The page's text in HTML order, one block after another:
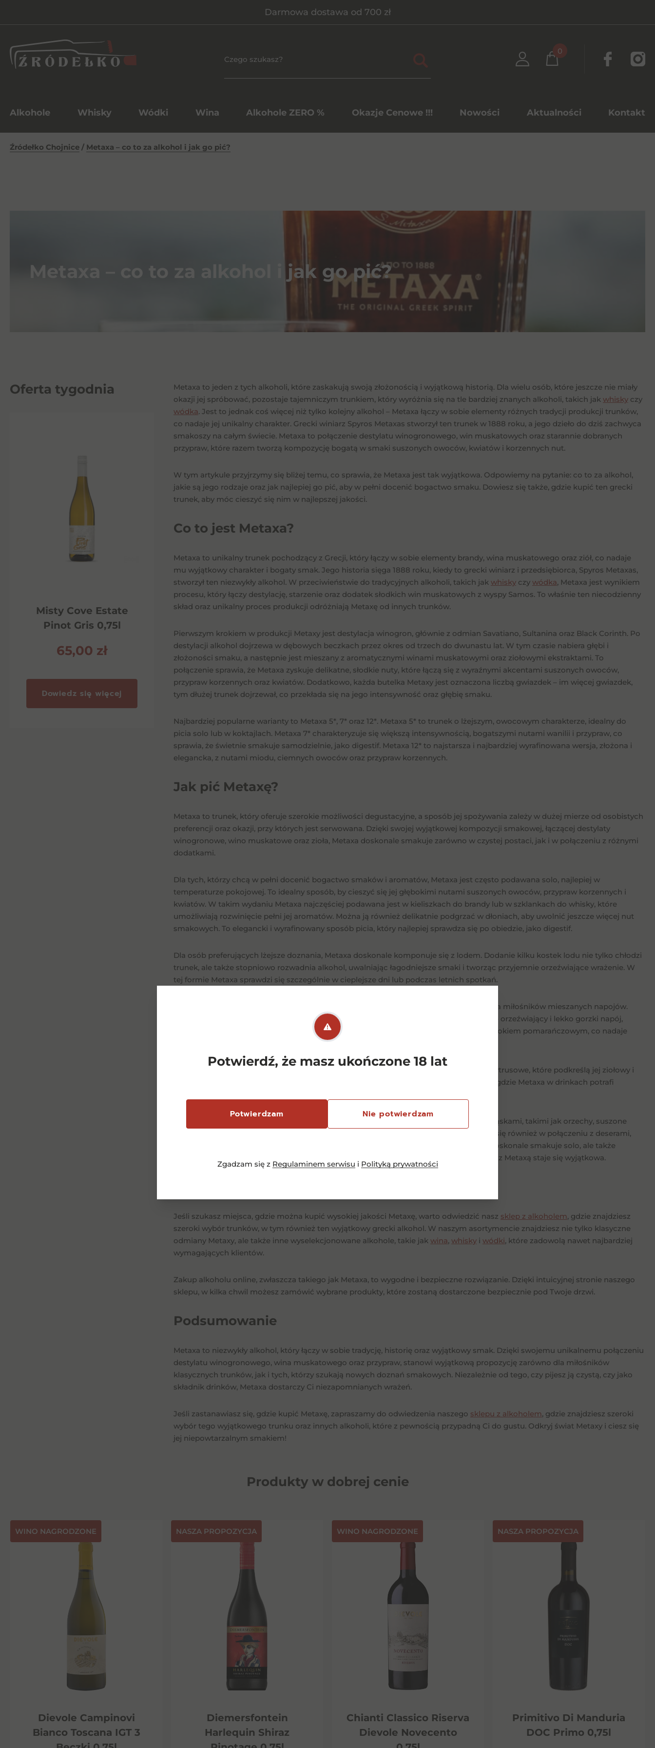
Potwierdź, że masz ukończone 18 lat
Potwierdzam Nie potwierdzam
Zgadzam się z Regulaminem serwisu i Polityką prywatności
Darmowa dostawa od 700 zł
0
Alkohole Whisky Wódki Wina Alkohole ZERO % Okazje Cenowe !!! Nowości Aktualności Kontakt
Źródełko Chojnice / Metaxa – co to za alkohol i jak go pić?
Metaxa – co to za alkohol i jak go pić?
Oferta tygodnia
Misty Cove Estate
Pinot Gris 0,75l
65,00 zł
Dowiedz się więcej
Metaxa to jeden z tych alkoholi, które zaskakują swoją złożonością i wyjątkową historią. Dla wielu osób, które jeszcze nie miały
okazji jej spróbować, pozostaje tajemniczym trunkiem, który wyróżnia się na tle bardziej znanych alkoholi, takich jak whisky czy
wódka. Jest to jednak coś więcej niż tylko kolejny alkohol – Metaxa łączy w sobie elementy różnych tradycji produkcji trunków,
co nadaje jej unikalny charakter. Grecki winiarz Spyros Metaxas stworzył ten trunek w 1888 roku, a jego dzieło do dziś zachwyca
smakoszy na całym świecie. Metaxa to połączenie destylatu winogronowego, win muskatowych oraz starannie dobranych
przypraw, które razem tworzą kompozycję bogatą w smaki suszonych owoców, kwiatów i korzennych nut.
W tym artykule przyjrzymy się bliżej temu, co sprawia, że Metaxa jest tak wyjątkowa. Odpowiemy na pytanie: co to za alkohol,
jakie są jego rodzaje oraz jak najlepiej go pić, aby w pełni docenić bogactwo smaku. Dowiesz się także, gdzie kupić ten grecki
trunek, aby móc cieszyć się nim w najlepszej jakości.
Co to jest Metaxa?
Metaxa to unikalny trunek pochodzący z Grecji, który łączy w sobie elementy brandy, wina muskatowego oraz ziół, co nadaje
mu wyjątkowy charakter i bogaty smak. Jego historia sięga 1888 roku, kiedy to grecki winiarz i przedsiębiorca, Spyros Metaxas,
stworzył ten niezwykły alkohol. W przeciwieństwie do tradycyjnych alkoholi, takich jak whisky czy wódka, Metaxa jest wynikiem
procesu, który łączy destylację, starzenie oraz dodatek słodkich win muskatowych z wyspy Samos. To właśnie ten niecodzienny
skład oraz unikalny proces produkcji odróżniają Metaxę od innych trunków.
Pierwszym krokiem w produkcji Metaxy jest destylacja winogron, głównie z odmian Savatiano, Sultanina oraz Black Corinth. Po
destylacji alkohol dojrzewa w dębowych beczkach przez okres od trzech do dwunastu lat. W tym czasie nabiera głębi i
złożoności smaku, a następnie jest mieszany z aromatycznymi winami muskatowymi oraz ziołowymi ekstraktami. To
połączenie sprawia, że Metaxa zyskuje delikatne, słodkie nuty, które łączą się z wyraźnymi akcentami suszonych owoców,
przypraw korzennych oraz kwiatów. Dodatkowo, każda butelka Metaxy jest oznaczona liczbą gwiazdek – im więcej gwiazdek,
tym dłużej trunek dojrzewał, co przekłada się na jego intensywność oraz głębię smaku.
Najbardziej popularne warianty to Metaxa 5*, 7* oraz 12*. Metaxa 5* to trunek o lżejszym, owocowym charakterze, idealny do
picia solo lub w koktajlach. Metaxa 7* charakteryzuje się większą intensywnością, bogatszymi nutami wanilii i przypraw, co
sprawia, że świetnie smakuje samodzielnie, jako digestif. Metaxa 12* to najstarsza i najbardziej wyrafinowana wersja, złożona i
elegancka, z nutami miodu, ciemnych owoców oraz przypraw korzennych.
Jak pić Metaxę?
Metaxa to trunek, który oferuje szerokie możliwości degustacyjne, a sposób jej spożywania zależy w dużej mierze od osobistych
preferencji oraz okazji, przy których jest serwowana. Dzięki swojej wyjątkowej kompozycji smakowej, łączącej destylaty
winogronowe, wino muskatowe oraz zioła, Metaxa doskonale smakuje zarówno w czystej postaci, jak i w połączeniu z różnymi
dodatkami.
Dla tych, którzy chcą w pełni docenić bogactwo smaków i aromatów, Metaxa jest często podawana solo, najlepiej w
temperaturze pokojowej. To idealny sposób, by cieszyć się jej głębokimi nutami suszonych owoców, przypraw korzennych i
kwiatów. W takim wydaniu Metaxa najczęściej podawana jest w kieliszkach do brandy lub w szklankach do whisky, które
umożliwiają rozwinięcie pełni jej aromatów. Można ją również delikatnie podgrzać w dłoniach, aby uwolnić jeszcze więcej nut
smakowych. To elegancki i wyrafinowany sposób picia, który najlepiej sprawdza się po obiedzie, jako digestif.
Dla osób preferujących lżejsze doznania, Metaxa doskonale komponuje się z lodem. Dodanie kilku kostek lodu nie tylko chłodzi
trunek, ale także stopniowo rozwadnia alkohol, uwalniając łagodniejsze smaki i tworząc przyjemnie orzeźwiające wrażenie. W
tej formie Metaxa sprawdzi się szczególnie w cieplejsze dni lub podczas letnich spotkań.
Metaxa jest również popularnym składnikiem koktajli, co otwiera szerokie możliwości dla miłośników mieszanych napojów.
Jednym z najprostszych, a zarazem bardzo smacznych drinków jest Metaxa z tonikiem – orzeźwiający i lekko gorzki napój,
idealny na wieczór. Innym popularnym połączeniem jest Metaxa z wodą gazowaną lub sokiem pomarańczowym, co nadaje
trunkowi owocowego i lekkiego charakteru, idealnego na ciepłe popołudnia.
Koktajle na bazie Metaxy mogą być wzbogacone o różne syropy, bittersy oraz dodatki cytrusowe, które podkreślą jej ziołowy i
owocowy profil smakowy. To doskonały wybór na imprezy czy spotkania z przyjaciółmi, gdzie Metaxa w drinkach potrafi
Jeśli zastanawiasz się, co podać do Metaxy, świetnie komponuje się ona z lekkimi przekąskami, takimi jak orzechy, suszone
owoce czy sery. Dzięki swojemu bogatemu profilowi smakowemu, doskonale sprawdzi się również w połączeniu z deserami,
szczególnie z czekoladą, tiramisu czy ciastami owocowymi. To alkohol, który nie tylko doskonale smakuje solo, ale także
stanowi eleganckie uzupełnienie różnych dań i przysmaków, dzięki czemu każda okazja z Metaxą staje się wyjątkowa.
Jeśli szukasz miejsca, gdzie można kupić wysokiej jakości Metaxę, warto odwiedzić nasz sklep z alkoholem, gdzie znajdziesz
szeroki wybór trunków, w tym również ten wyjątkowy grecki alkohol. W naszym asortymencie znajdziesz nie tylko klasyczne
odmiany Metaxy, ale także inne wyselekcjonowane alkohole, takie jak wina, whisky i wódki, które zadowolą nawet najbardziej
wymagających klientów.
Zakup alkoholu online, zwłaszcza takiego jak Metaxa, to wygodne i bezpieczne rozwiązanie. Dzięki intuicyjnej stronie naszego
sklepu, w kilka chwil możesz zamówić wybrane produkty, które zostaną dostarczone bezpiecznie pod Twoje drzwi.
Podsumowanie
Metaxa to niezwykły alkohol, który łączy w sobie tradycję, historię oraz wyjątkowy smak. Dzięki swojemu unikalnemu połączeniu
destylatu winogronowego, wina muskatowego oraz przypraw, stanowi wyjątkową propozycję zarówno dla miłośników
klasycznych trunków, jak i tych, którzy szukają nowych doznań smakowych. Niezależnie od tego, czy pijesz ją czystą, czy jako
składnik drinków, Metaxa dostarczy Ci niezapomnianych wrażeń.
Jeśli zastanawiasz się, gdzie kupić Metaxę, zapraszamy do odwiedzenia naszego sklepu z alkoholem, gdzie znajdziesz szeroki
wybór tego wyjątkowego trunku oraz innych alkoholi, które z pewnością przypadną Ci do gustu. Odkryj świat Metaxy i ciesz się
jej niepowtarzalnym smakiem!
Produkty w dobrej cenie
⁠WINO NAGRODZONE
Dievole Campinovi
Bianco Toscana IGT 3
NASZA PROPOZYCJA
Diemersfontein
Harlequin Shiraz
⁠WINO NAGRODZONE
Chianti Classico Riserva
Dievole Novecento
NASZA PROPOZYCJA
Primitivo Di Manduria
DOC Primo 0,75l